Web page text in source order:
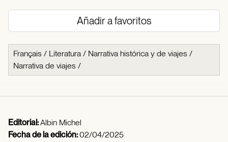
Añadir a favoritos
Français / Literatura / Narrativa histórica y de viajes /
Narrativa de viajes /
Editorial:Albin Michel
Fecha de la edición:02/04/2025